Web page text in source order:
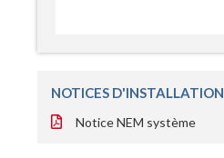
NOTICES D'INSTALLATION
Notice NEM système